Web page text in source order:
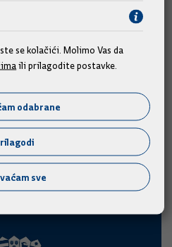
rada i
Miranda
se kolačići. Molimo Vas da
ili prilagodite postavke.
odabrane
sve